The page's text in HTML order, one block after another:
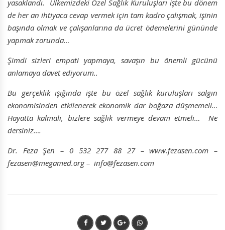
yasaklandı. Ülkemizdeki Özel Sağlık Kuruluşları işte bu dönem
de her an ihtiyaca cevap vermek için tam kadro çalışmak, işinin
başında olmak ve çalışanlarına da ücret ödemelerini gününde
yapmak zorunda…
Şimdi sizleri empati yapmaya, savaşın bu önemli gücünü
anlamaya davet ediyorum..
Bu gerçeklik ışığında işte bu özel sağlık kuruluşları salgın
ekonomisinden etkilenerek ekonomik dar boğaza düşmemeli…
Hayatta kalmalı, bizlere sağlık vermeye devam etmeli… Ne
dersiniz….
Dr. Feza Şen – 0 532 277 88 27 – www.fezasen.com –
fezasen@megamed.org – info@fezasen.com